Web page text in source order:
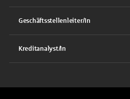
Geschäftsstellenleiter/In
Kreditanalyst/In